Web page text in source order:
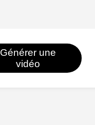
Générer une
vidéo